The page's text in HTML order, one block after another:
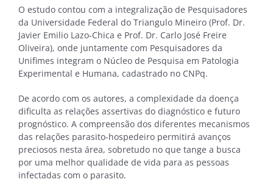
O estudo contou com a integralização de Pesquisadores
da Universidade Federal do Triangulo Mineiro (Prof. Dr.
Javier Emilio Lazo-Chica e Prof. Dr. Carlo José Freire
Oliveira), onde juntamente com Pesquisadores da
Unifimes integram o Núcleo de Pesquisa em Patologia
Experimental e Humana, cadastrado no CNPq.
De acordo com os autores, a complexidade da doença
dificulta as relações assertivas do diagnóstico e futuro
prognóstico. A compreensão dos diferentes mecanismos
das relações parasito-hospedeiro permitirá avanços
preciosos nesta área, sobretudo no que tange a busca
por uma melhor qualidade de vida para as pessoas
infectadas com o parasito.